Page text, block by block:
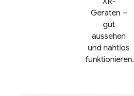
Geräten –
gut
aussehen
und nahtlos
funktionieren.